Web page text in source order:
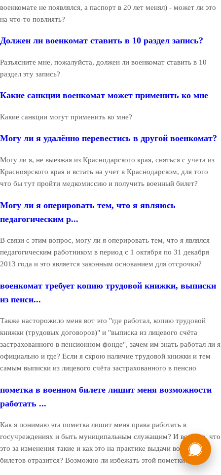
военкомате не появлялся, а паспорт в 20 лет менял) - может ли это
на что-то повлиять?
Должен ли военкомат ставить в 10 раздел запись?
Разъясните мне, пожалуйста, должен ли военкомат ставить в 10
раздел эту запись?
Какие санкции военкомат может применить ко мне
Какие санкции могут применить ко мне?
Могу ли я удалённо перевестись в другой военкомат?
Могу ли я, не выезжая из Краснодарского края, сняться с учета из
Красноярского края и встать на учет в Краснодарском, для того
что бы тут пройти медкомиссию и получить военный билет?
Могу ли я оперировать тем, что я являюсь
педагогическим р...
В связи с этим вопрос, могу ли я оперировать тем, что я являлся
педагогическим работником в период с 1 октября по 31 декабря
2013 года и это является законным основанием для отсрочки?
военкомат требует копию трудовой книжки, выписки
из пенси...
Также насторожило меня вот это "где работал, копию трудовой
книжки (трудовых договоров)" и "выписка из лицевого счёта
застрахованного в пенсионном фонде", зачем им знать работал ли я
официально и где? Если я скрою наличие трудовой книжки и тем
самым выписки из лицевого счёта застрахованного в пенсио
пометка в военном билете лишит меня возможности
работать ...
Как я понимаю эта пометка лишит меня права работать в
госучреждениях и быть муниципальным служащим? И вообще, что
это за изменения такие и как это на практике выдачи военных
билетов отразится? Возможно ли избежать этой пометки?
Мы в России
консультация
8 (800) 775-35-89